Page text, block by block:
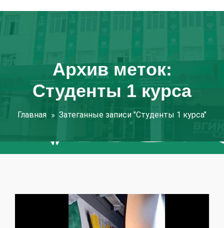
Архив меток:
Студенты 1 курса
Главная Затеганные записи "Студенты 1 курса"